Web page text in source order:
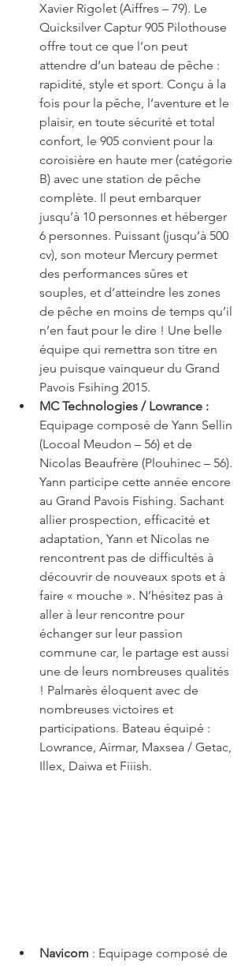
Xavier Rigolet (Aiffres – 79). Le
Quicksilver Captur 905 Pilothouse
offre tout ce que l’on peut
attendre d’un bateau de pêche :
rapidité, style et sport. Conçu à la
fois pour la pêche, l’aventure et le
plaisir, en toute sécurité et total
confort, le 905 convient pour la
coroisière en haute mer (catégorie
B) avec une station de pêche
complète. Il peut embarquer
jusqu’à 10 personnes et héberger
6 personnes. Puissant (jusqu’à 500
cv), son moteur Mercury permet
des performances sûres et
souples, et d’atteindre les zones
de pêche en moins de temps qu’il
n’en faut pour le dire ! Une belle
équipe qui remettra son titre en
jeu puisque vainqueur du Grand
Pavois Fsihing 2015.
MC Technologies / Lowrance :
Equipage composé de Yann Sellin
(Locoal Meudon – 56) et de
Nicolas Beaufrère (Plouhinec – 56).
Yann participe cette année encore
au Grand Pavois Fishing. Sachant
allier prospection, efficacité et
adaptation, Yann et Nicolas ne
rencontrent pas de difficultés à
découvrir de nouveaux spots et à
faire « mouche ». N’hésitez pas à
aller à leur rencontre pour
échanger sur leur passion
commune car, le partage est aussi
une de leurs nombreuses qualités
! Palmarès éloquent avec de
nombreuses victoires et
participations. Bateau équipé :
Lowrance, Airmar, Maxsea / Getac,
Illex, Daiwa et Fiiish.
Navicom : Equipage composé de